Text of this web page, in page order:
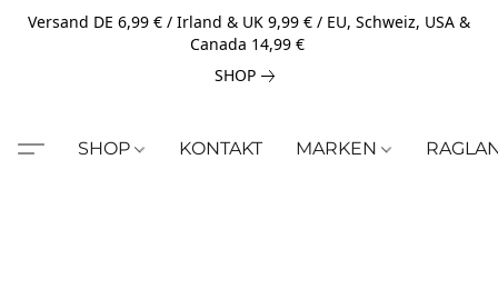
Versand DE 6,99 € / Irland & UK 9,99 € / EU, Schweiz, USA &
Canada 14,99 €
SHOP
SHOP KONTAKT MARKEN